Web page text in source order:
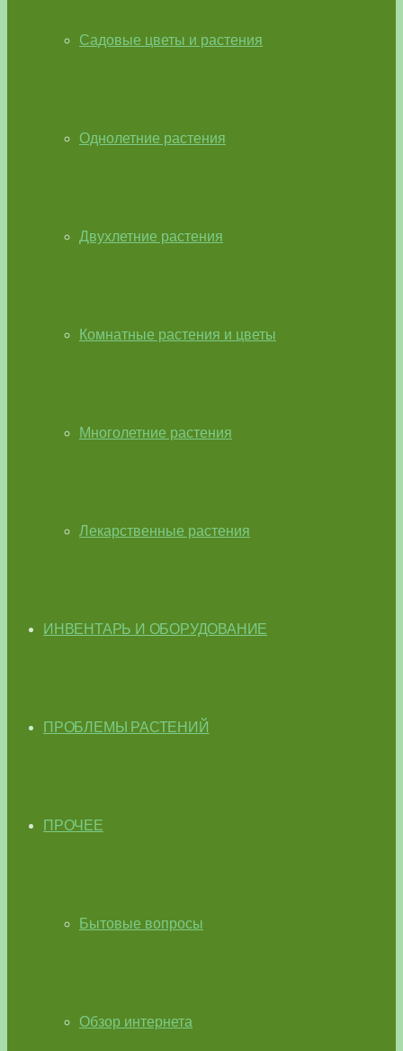
Садовые цветы и растения
Однолетние растения
Двухлетние растения
Комнатные растения и цветы
Многолетние растения
Лекарственные растения
ИНВЕНТАРЬ И ОБОРУДОВАНИЕ
ПРОБЛЕМЫ РАСТЕНИЙ
ПРОЧЕЕ
Бытовые вопросы
Обзор интернета